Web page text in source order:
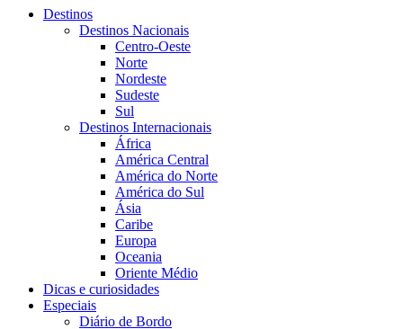
Destinos
Destinos Nacionais
Centro-Oeste
Norte
Nordeste
Sudeste
Sul
Destinos Internacionais
África
América Central
América do Norte
América do Sul
Ásia
Caribe
Europa
Oceania
Oriente Médio
Dicas e curiosidades
Especiais
Diário de Bordo